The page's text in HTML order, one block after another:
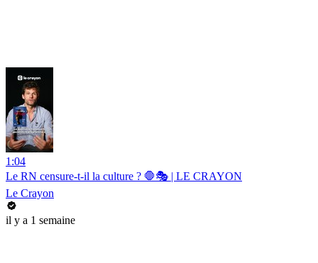
1:04
Le RN censure-t-il la culture ? 🛑🎭 | LE CRAYON
Le Crayon
il y a 1 semaine